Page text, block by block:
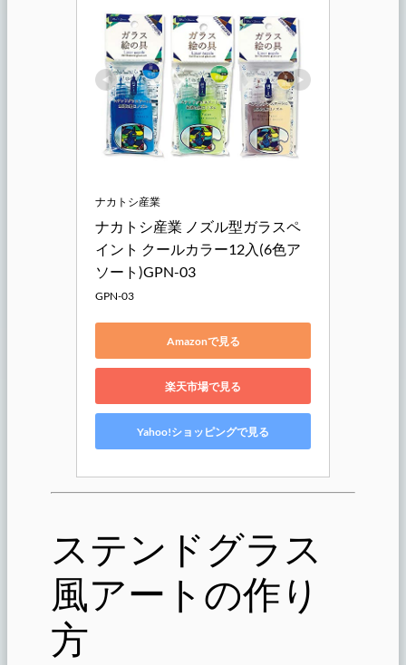
ナカトシ産業
ナカトシ産業 ノズル型ガラスペ
イント クールカラー12入(6色ア
ソート)GPN-03
GPN-03
Amazonで見る
楽天市場で見る
Yahoo!ショッピングで見る
ステンドグラス
風アートの作り
方